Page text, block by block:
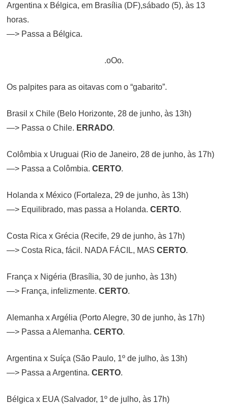
Argentina x Bélgica, em Brasília (DF),sábado (5), às 13
horas.
—> Passa a Bélgica.
.oOo.
Os palpites para as oitavas com o “gabarito”.
Brasil x Chile (Belo Horizonte, 28 de junho, às 13h)
—> Passa o Chile. ERRADO.
Colômbia x Uruguai (Rio de Janeiro, 28 de junho, às 17h)
—> Passa a Colômbia.CERTO.
Holanda x México (Fortaleza, 29 de junho, às 13h)
—> Equilibrado, mas passa a Holanda.CERTO.
Costa Rica x Grécia (Recife, 29 de junho, às 17h)
—> Costa Rica, fácil. NADA FÁCIL, MASCERTO.
França x Nigéria (Brasília, 30 de junho, às 13h)
—> França, infelizmente.CERTO.
Alemanha x Argélia (Porto Alegre, 30 de junho, às 17h)
—> Passa a Alemanha.CERTO.
Argentina x Suíça (São Paulo, 1º de julho, às 13h)
—> Passa a Argentina.CERTO.
Bélgica x EUA (Salvador, 1º de julho, às 17h)